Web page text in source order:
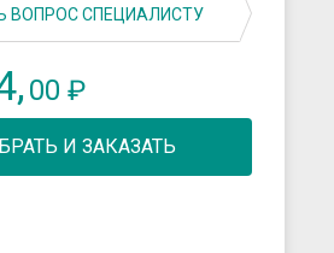
ВОПРОС СПЕЦИАЛИСТУ
00 ₽
И ЗАКАЗАТЬ